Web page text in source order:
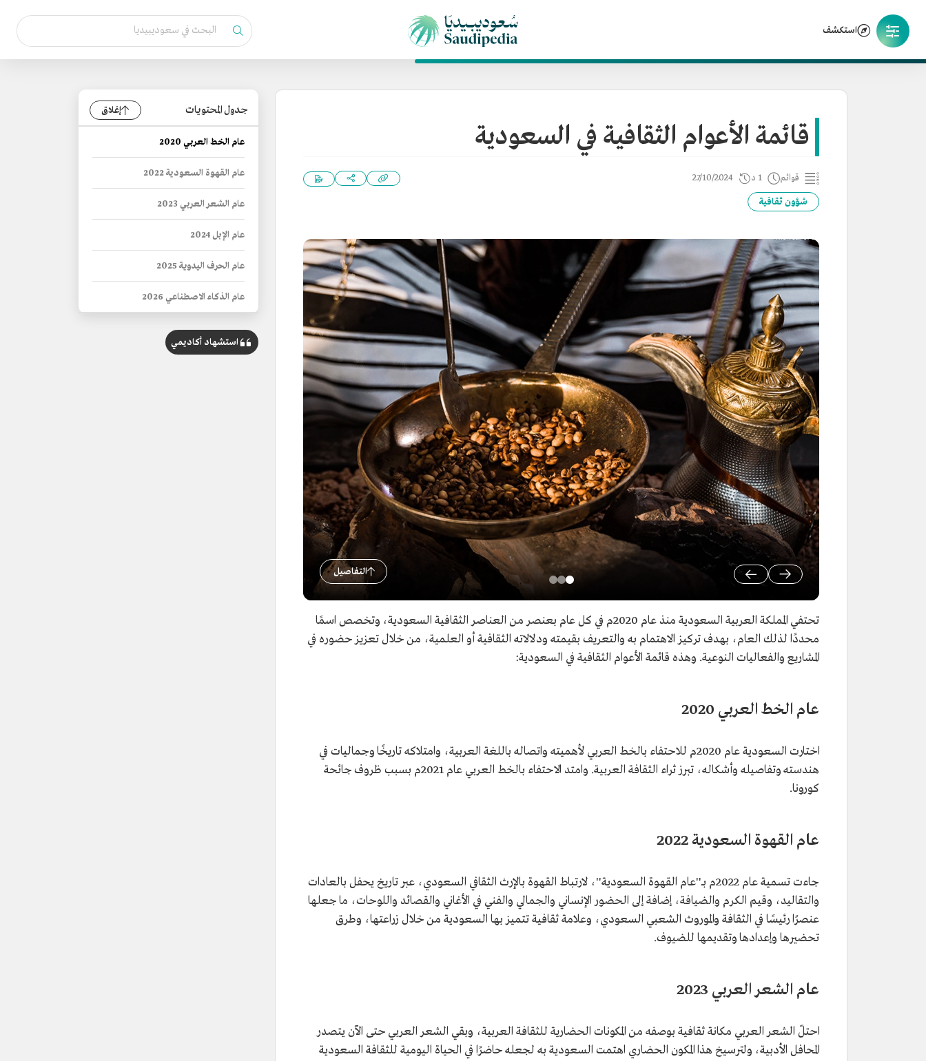
استكشف
قائمة الأعوام الثقافية في السعودية
قوائم 1 د 27/10/2024
شؤون ثقافية
التفاصيل
تحتفي المملكة العربية السعودية منذ عام 2020م في كل عام بعنصر من العناصر الثقافية السعودية، وتخصص اسمًا
محددًا لذلك العام، بهدف تركيز الاهتمام به والتعريف بقيمته ودلالاته الثقافية أو العلمية، من خلال تعزيز حضوره في
المشاريع والفعاليات النوعية. وهذه قائمة الأعوام الثقافية في السعودية:
عام الخط العربي 2020
اختارت السعودية عام 2020م للاحتفاء بالخط العربي لأهميته واتصاله باللغة العربية، وامتلاكه تاريخًا وجماليات في
هندسته وتفاصيله وأشكاله، تبرز ثراء الثقافة العربية. وامتد الاحتفاء بالخط العربي عام 2021م بسبب ظروف جائحة
كورونا.
عام القهوة السعودية 2022
جاءت تسمية عام 2022م بــ''عام القهوة السعودية''، لارتباط القهوة بالإرث الثقافي السعودي، عبر تاريخ يحفل بالعادات
والتقاليد، وقيم الكرم والضيافة، إضافة إلى الحضور الإنساني والجمالي والفني في الأغاني والقصائد واللوحات، ما جعلها
عنصرًا رئيسًا في الثقافة والموروث الشعبي السعودي، وعلامة ثقافية تتميز بها السعودية من خلال زراعتها، وطرق
تحضيرها وإعدادها وتقديمها للضيوف.
عام الشعر العربي 2023
احتلّ الشعر العربي مكانة ثقافية بوصفه من المكونات الحضارية للثقافة العربية، وبقي الشعر العربي حتى الآن يتصدر
المحافل الأدبية، ولترسيخ هذا المكون الحضاري اهتمت السعودية به لجعله حاضرًا في الحياة اليومية للثقافة السعودية
جدول المحتويات إغلاق
عام الخط العربي 2020
عام القهوة السعودية 2022
عام الشعر العربي 2023
عام الإبل 2024
عام الحرف اليدوية 2025
عام الذكاء الاصطناعي 2026
استشهاد أكاديمي